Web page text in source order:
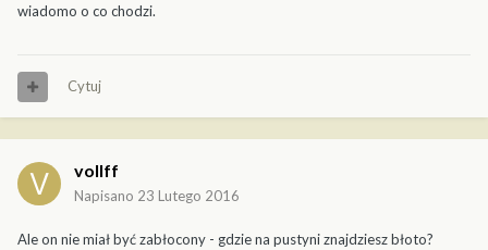
wiadomo o co chodzi.
Cytuj
vollff
Napisano 23 Lutego 2016
Ale on nie miał być zabłocony - gdzie na pustyni znajdziesz błoto?